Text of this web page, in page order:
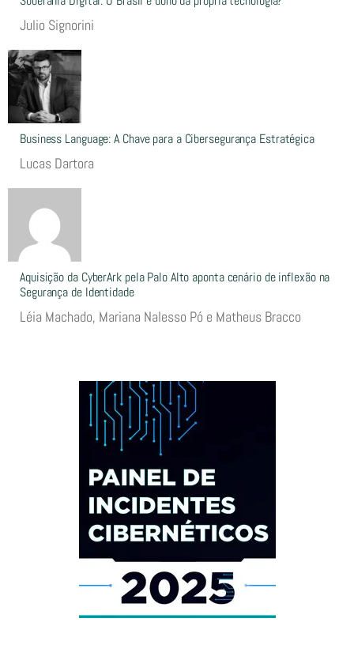
Julio Signorini
Business Language: A Chave para a Cibersegurança Estratégica
Lucas Dartora
Aquisição da CyberArk pela Palo Alto aponta cenário de inflexão na
Segurança de Identidade
Léia Machado, Mariana Nalesso Pó e Matheus Bracco